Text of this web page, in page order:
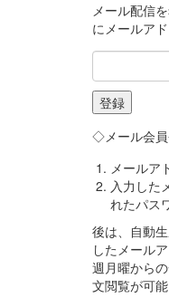
メール配信
にメールア
◇メール会
メールア
入力した
れたパス
後は、自動
したメール
週月曜から
文閲覧が可能